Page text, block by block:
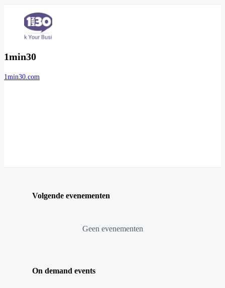
1min30
1min30.com
Volgende evenementen
Geen evenementen
On demand events